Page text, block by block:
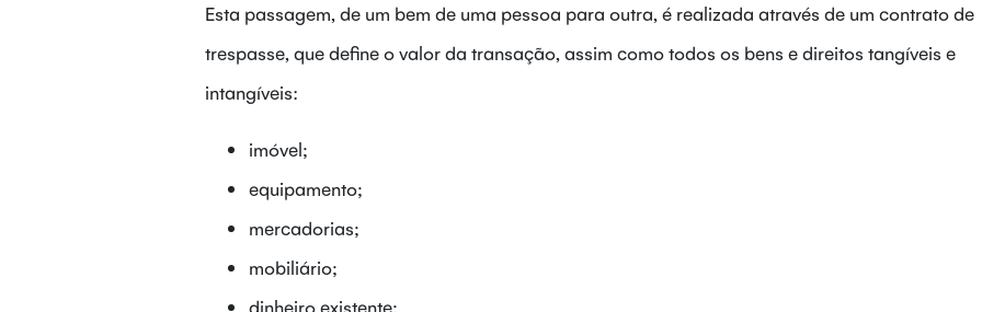
Esta passagem, de um bem de uma pessoa para outra, é realizada através de um contrato de
trespasse, que define o valor da transação, assim como todos os bens e direitos tangíveis e
intangíveis:
imóvel;
equipamento;
mercadorias;
mobiliário;
dinheiro existente;